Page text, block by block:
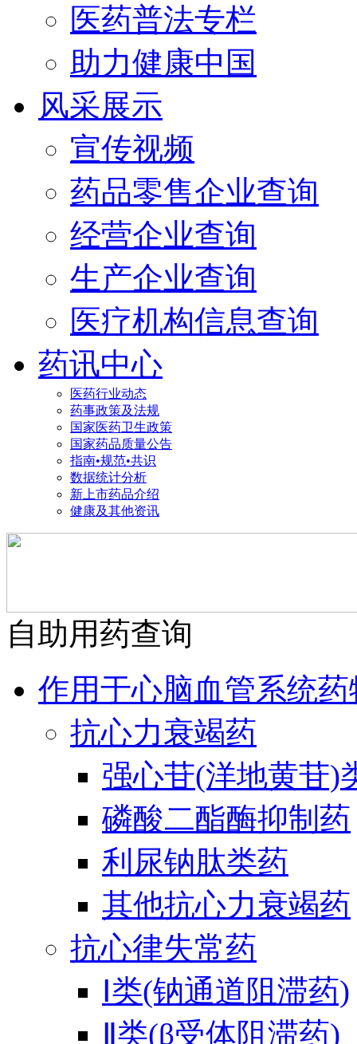
医药普法专栏
助力健康中国
风采展示
宣传视频
药品零售企业查询
经营企业查询
生产企业查询
医疗机构信息查询
药讯中心
医药行业动态
药事政策及法规
国家医药卫生政策
国家药品质量公告
指南•规范•共识
数据统计分析
新上市药品介绍
健康及其他资讯
自助用药查询
作用于心脑血管系统药
抗心力衰竭药
强心苷(洋地黄苷)
磷酸二酯酶抑制药
利尿钠肽类药
其他抗心力衰竭药
抗心律失常药
Ⅰ类(钠通道阻滞药)
Ⅱ类(β受体阻滞药)